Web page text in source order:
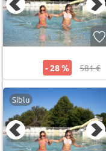
- 28 % 581 €
Siblu